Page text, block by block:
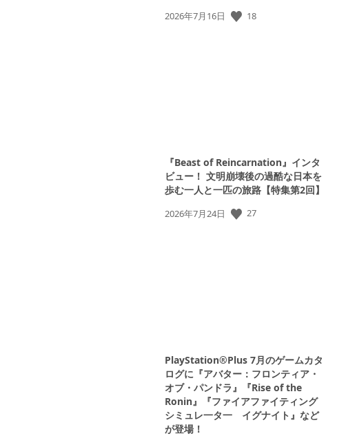
公
2026年7月16日 18
『Beast of Reincarnation』インタ
ビュー！ 文明崩壊後の過酷な日本を
歩む一人と一匹の旅路【特集第2回】
公
2026年7月24日 27
PlayStation®Plus 7月のゲームカタ
ログに『アバター：フロンティア・
オブ・パンドラ』『Rise of the
Ronin』『ファイアファイティング
シミュレ一タ一 イグナイト』など
が登場！